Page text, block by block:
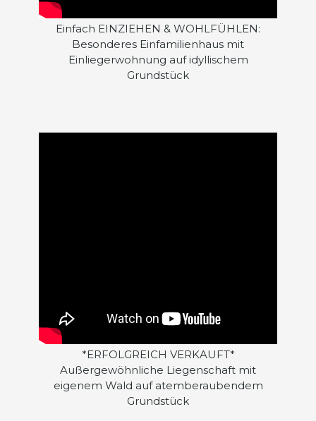
Einfach EINZIEHEN & WOHLFÜHLEN:
Besonderes Einfamilienhaus mit
Einliegerwohnung auf idyllischem
Grundstück
*ERFOLGREICH VERKAUFT*
Außergewöhnliche Liegenschaft mit
eigenem Wald auf atemberaubendem
Grundstück